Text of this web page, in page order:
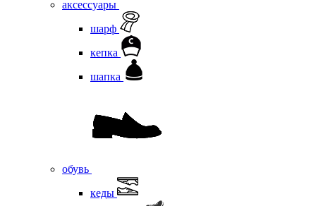
аксессуары
шарф
кепка
шапка
обувь
кеды